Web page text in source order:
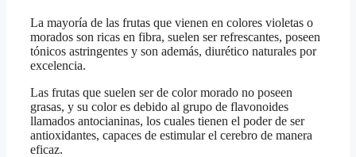
La mayoría de las frutas que vienen en colores violetas o
morados son ricas en fibra, suelen ser refrescantes, poseen
tónicos astringentes y son además, diurético naturales por
excelencia.
Las frutas que suelen ser de color morado no poseen
grasas, y su color es debido al grupo de flavonoides
llamados antocianinas, los cuales tienen el poder de ser
antioxidantes, capaces de estimular el cerebro de manera
eficaz.